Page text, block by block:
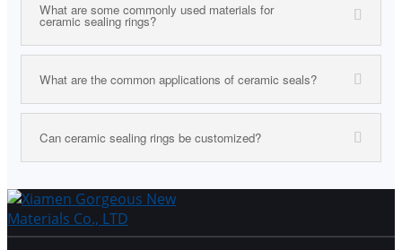
What are some commonly used materials for
ceramic sealing rings?
What are the common applications of ceramic seals?
Can ceramic sealing rings be customized?